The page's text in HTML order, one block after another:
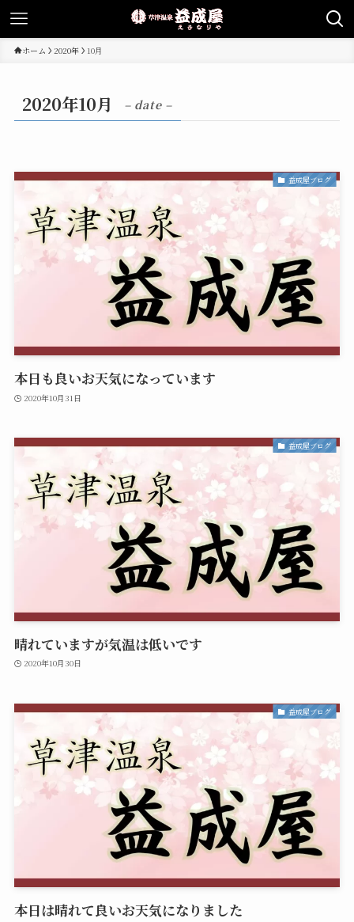
ホーム 2020年 10月
2020年10月 – date –
益成屋ブログ
本日も良いお天気になっています
2020年10月31日
益成屋ブログ
晴れていますが気温は低いです
2020年10月30日
益成屋ブログ
本日は晴れて良いお天気になりました